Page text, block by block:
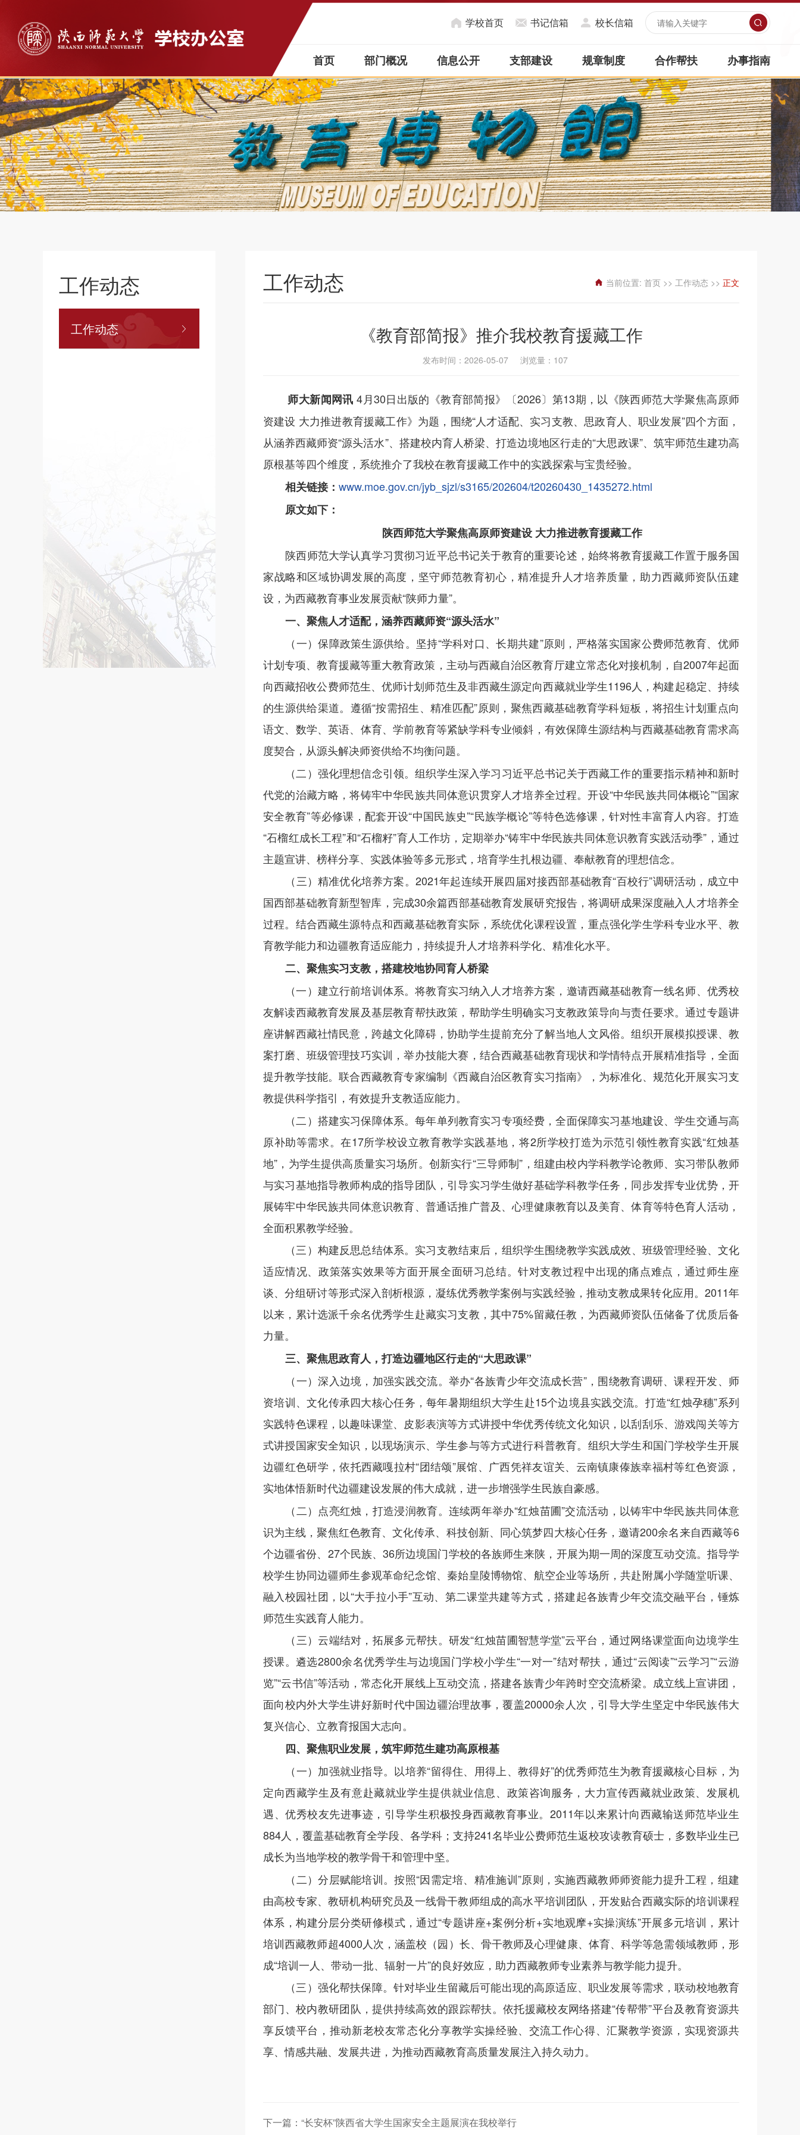
学校首页 书记信箱 校长信箱
首页 部门概况 信息公开 支部建设 规章制度 合作帮扶 办事指南
工作动态
工作动态
工作动态 当前位置: 首页 >> 工作动态 >> 正文
《教育部简报》推介我校教育援藏工作
发布时间：2026-05-07 浏览量： 107
师大新闻网讯 4月30日出版的《教育部简报》〔2026〕第13期，以《陕西师范大学聚焦高原师
资建设 大力推进教育援藏工作》为题，围绕“人才适配、实习支教、思政育人、职业发展”四个方面，
从涵养西藏师资“源头活水”、搭建校内育人桥梁、打造边境地区行走的“大思政课”、筑牢师范生建功高
原根基等四个维度，系统推介了我校在教育援藏工作中的实践探索与宝贵经验。
相关链接：www.moe.gov.cn/jyb_sjzl/s3165/202604/t20260430_1435272.html
原文如下：
陕西师范大学聚焦高原师资建设 大力推进教育援藏工作
陕西师范大学认真学习贯彻习近平总书记关于教育的重要论述，始终将教育援藏工作置于服务国
家战略和区域协调发展的高度，坚守师范教育初心，精准提升人才培养质量，助力西藏师资队伍建
设，为西藏教育事业发展贡献“陕师力量”。
一、聚焦人才适配，涵养西藏师资“源头活水”
（一）保障政策生源供给。坚持“学科对口、长期共建”原则，严格落实国家公费师范教育、优师
计划专项、教育援藏等重大教育政策，主动与西藏自治区教育厅建立常态化对接机制，自2007年起面
向西藏招收公费师范生、优师计划师范生及非西藏生源定向西藏就业学生1196人，构建起稳定、持续
的生源供给渠道。遵循“按需招生、精准匹配”原则，聚焦西藏基础教育学科短板，将招生计划重点向
语文、数学、英语、体育、学前教育等紧缺学科专业倾斜，有效保障生源结构与西藏基础教育需求高
度契合，从源头解决师资供给不均衡问题。
（二）强化理想信念引领。组织学生深入学习习近平总书记关于西藏工作的重要指示精神和新时
代党的治藏方略，将铸牢中华民族共同体意识贯穿人才培养全过程。开设“中华民族共同体概论”“国家
安全教育”等必修课，配套开设“中国民族史”“民族学概论”等特色选修课，针对性丰富育人内容。打造
“石榴红成长工程”和“石榴籽”育人工作坊，定期举办“铸牢中华民族共同体意识教育实践活动季”，通过
主题宣讲、榜样分享、实践体验等多元形式，培育学生扎根边疆、奉献教育的理想信念。
（三）精准优化培养方案。2021年起连续开展四届对接西部基础教育“百校行”调研活动，成立中
国西部基础教育新型智库，完成30余篇西部基础教育发展研究报告，将调研成果深度融入人才培养全
过程。结合西藏生源特点和西藏基础教育实际，系统优化课程设置，重点强化学生学科专业水平、教
育教学能力和边疆教育适应能力，持续提升人才培养科学化、精准化水平。
二、聚焦实习支教，搭建校地协同育人桥梁
（一）建立行前培训体系。将教育实习纳入人才培养方案，邀请西藏基础教育一线名师、优秀校
友解读西藏教育发展及基层教育帮扶政策，帮助学生明确实习支教政策导向与责任要求。通过专题讲
座讲解西藏社情民意，跨越文化障碍，协助学生提前充分了解当地人文风俗。组织开展模拟授课、教
案打磨、班级管理技巧实训，举办技能大赛，结合西藏基础教育现状和学情特点开展精准指导，全面
提升教学技能。联合西藏教育专家编制《西藏自治区教育实习指南》，为标准化、规范化开展实习支
教提供科学指引，有效提升支教适应能力。
（二）搭建实习保障体系。每年单列教育实习专项经费，全面保障实习基地建设、学生交通与高
原补助等需求。在17所学校设立教育教学实践基地，将2所学校打造为示范引领性教育实践“红烛基
地”，为学生提供高质量实习场所。创新实行“三导师制”，组建由校内学科教学论教师、实习带队教师
与实习基地指导教师构成的指导团队，引导实习学生做好基础学科教学任务，同步发挥专业优势，开
展铸牢中华民族共同体意识教育、普通话推广普及、心理健康教育以及美育、体育等特色育人活动，
全面积累教学经验。
（三）构建反思总结体系。实习支教结束后，组织学生围绕教学实践成效、班级管理经验、文化
适应情况、政策落实效果等方面开展全面研习总结。针对支教过程中出现的痛点难点，通过师生座
谈、分组研讨等形式深入剖析根源，凝练优秀教学案例与实践经验，推动支教成果转化应用。2011年
以来，累计选派千余名优秀学生赴藏实习支教，其中75%留藏任教，为西藏师资队伍储备了优质后备
力量。
三、聚焦思政育人，打造边疆地区行走的“大思政课”
（一）深入边境，加强实践交流。举办“各族青少年交流成长营”，围绕教育调研、课程开发、师
资培训、文化传承四大核心任务，每年暑期组织大学生赴15个边境县实践交流。打造“红烛孕穗”系列
实践特色课程，以趣味课堂、皮影表演等方式讲授中华优秀传统文化知识，以刮刮乐、游戏闯关等方
式讲授国家安全知识，以现场演示、学生参与等方式进行科普教育。组织大学生和国门学校学生开展
边疆红色研学，依托西藏嘎拉村“团结颂”展馆、广西凭祥友谊关、云南镇康傣族幸福村等红色资源，
实地体悟新时代边疆建设发展的伟大成就，进一步增强学生民族自豪感。
（二）点亮红烛，打造浸润教育。连续两年举办“红烛苗圃”交流活动，以铸牢中华民族共同体意
识为主线，聚焦红色教育、文化传承、科技创新、同心筑梦四大核心任务，邀请200余名来自西藏等6
个边疆省份、27个民族、36所边境国门学校的各族师生来陕，开展为期一周的深度互动交流。指导学
校学生协同边疆师生参观革命纪念馆、秦始皇陵博物馆、航空企业等场所，共赴附属小学随堂听课、
融入校园社团，以“大手拉小手”互动、第二课堂共建等方式，搭建起各族青少年交流交融平台，锤炼
师范生实践育人能力。
（三）云端结对，拓展多元帮扶。研发“红烛苗圃智慧学堂”云平台，通过网络课堂面向边境学生
授课。遴选2800余名优秀学生与边境国门学校小学生“一对一”结对帮扶，通过“云阅读”“云学习”“云游
览”“云书信”等活动，常态化开展线上互动交流，搭建各族青少年跨时空交流桥梁。成立线上宣讲团，
面向校内外大学生讲好新时代中国边疆治理故事，覆盖20000余人次，引导大学生坚定中华民族伟大
复兴信心、立教育报国大志向。
四、聚焦职业发展，筑牢师范生建功高原根基
（一）加强就业指导。以培养“留得住、用得上、教得好”的优秀师范生为教育援藏核心目标，为
定向西藏学生及有意赴藏就业学生提供就业信息、政策咨询服务，大力宣传西藏就业政策、发展机
遇、优秀校友先进事迹，引导学生积极投身西藏教育事业。2011年以来累计向西藏输送师范毕业生
884人，覆盖基础教育全学段、各学科；支持241名毕业公费师范生返校攻读教育硕士，多数毕业生已
成长为当地学校的教学骨干和管理中坚。
（二）分层赋能培训。按照“因需定培、精准施训”原则，实施西藏教师师资能力提升工程，组建
由高校专家、教研机构研究员及一线骨干教师组成的高水平培训团队，开发贴合西藏实际的培训课程
体系，构建分层分类研修模式，通过“专题讲座+案例分析+实地观摩+实操演练”开展多元培训，累计
培训西藏教师超4000人次，涵盖校（园）长、骨干教师及心理健康、体育、科学等急需领域教师，形
成“培训一人、带动一批、辐射一片”的良好效应，助力西藏教师专业素养与教学能力提升。
（三）强化帮扶保障。针对毕业生留藏后可能出现的高原适应、职业发展等需求，联动校地教育
部门、校内教研团队，提供持续高效的跟踪帮扶。依托援藏校友网络搭建“传帮带”平台及教育资源共
享反馈平台，推动新老校友常态化分享教学实操经验、交流工作心得、汇聚教学资源，实现资源共
享、情感共融、发展共进，为推动西藏教育高质量发展注入持久动力。
下一篇：“长安杯”陕西省大学生国家安全主题展演在我校举行